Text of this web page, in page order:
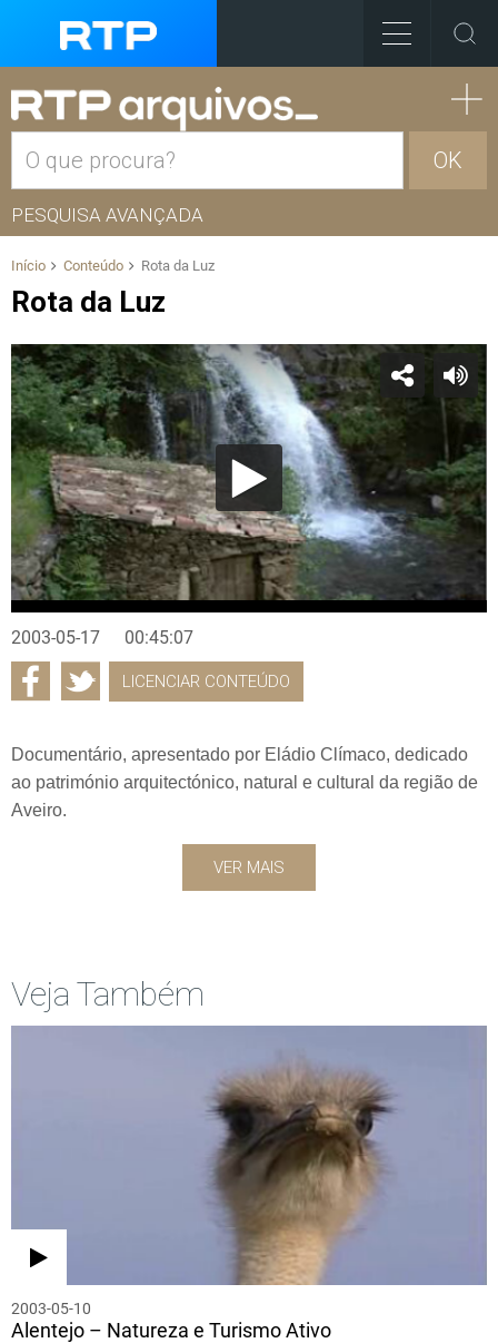
OK
PESQUISA AVANÇADA
Início Conteúdo Rota da Luz
Rota da Luz
2003-05-17 00:45:07
LICENCIAR CONTEÚDO
Documentário, apresentado por Eládio Clímaco, dedicado
ao património arquitectónico, natural e cultural da região de
Aveiro.
VER MAIS
Veja Também
2003-05-10
Alentejo – Natureza e Turismo Ativo